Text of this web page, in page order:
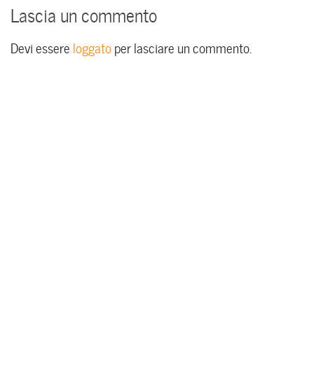
Lascia un commento
Devi essere loggatoper lasciare un commento.